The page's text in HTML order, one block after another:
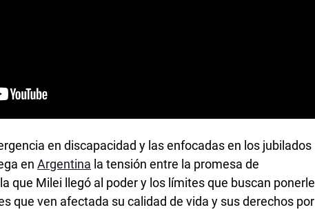
en discapacidad y las enfocadas en los jubilados
enArgentina la tensión entre la promesa de
que Milei llegó al poder y los límites que buscan ponerle
que ven afectada su calidad de vida y sus derechos por